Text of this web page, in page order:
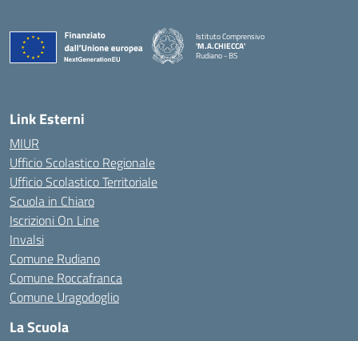
Istituto Comprensivo
'M.A.CHIECCA'
Rudiano - BS
Link Esterni
MIUR
Ufficio Scolastico Regionale
Ufficio Scolastico Territoriale
Scuola in Chiaro
Iscrizioni On Line
Invalsi
Comune Rudiano
Comune Roccafranca
Comune Uragodoglio
La Scuola